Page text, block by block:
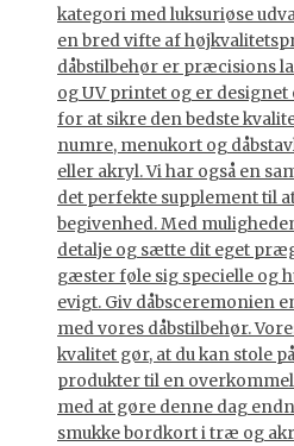
kategori med luksuriøse
en bred vifte af
dåbstilbehør er præcisions
og UV printet og er
for at sikre den bedste
numre, menukort og
eller akryl. Vi har også en
det perfekte supplement til
begivenhed. Med
detalje og sætte dit eget
gæster føle sig specielle og
evigt. Giv dåbsceremonien
med vores dåbstilbehør.
kvalitet gør, at du kan stole
produkter til en
med at gøre denne dag
smukke bordkort i træ og